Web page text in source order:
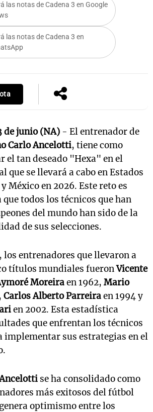
las notas de Cadena 3 en Google
las notas de Cadena 3 en
de junio (NA) - El entrenador de
Carlo Ancelotti, tiene como
el tan deseado "Hexa" en el
que se llevará a cabo en Estados
México en 2026. Este reto es
todos los técnicos que han
del mundo han sido de la
de sus selecciones.
entrenadores que llevaron a
títulos mundiales fueronVicente
Moreiraen 1962, Mario
Carlos Alberto Parreiraen 1994 y
en 2002. Esta estadística
que enfrentan los técnicos
implementar sus estrategias en el
se ha consolidado como
más exitosos del fútbol
optimismo entre los